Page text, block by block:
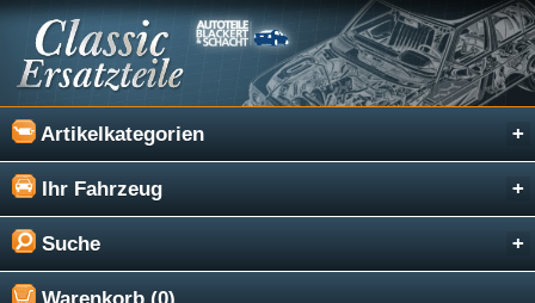
Artikelkategorien
Ihr Fahrzeug
Suche
Warenkorb (0)